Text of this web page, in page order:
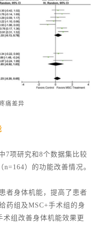
痛差异
7项研究和8个数据集比较
n=164）的功能改善情况。
者身体机能，提高了患者
药组及MSC+手术组的身
术组改善身体机能效果更